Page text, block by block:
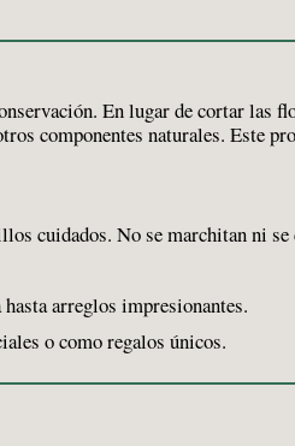
En lugar de cortar las
componentes naturales. Este
cuidados. No se marchitan ni se
arreglos impresionantes.
o como regalos únicos.